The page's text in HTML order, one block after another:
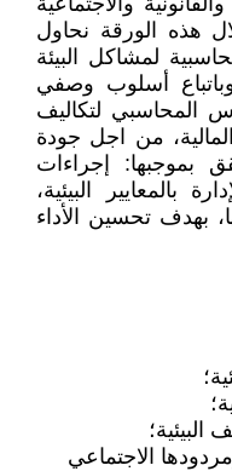
هذه الورقة نحاول
لمشاكل البيئة
وباتباع أسلوب وصفي
المحاسبي لتكاليف
المالية، من اجل جودة
بموجبها: إجراءات
بالمعايير البيئية،
بهدف تحسين الأداء